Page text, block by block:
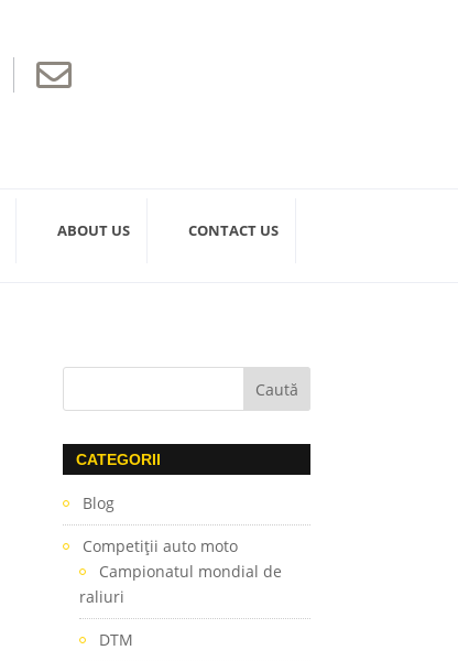

ABOUT US CONTACT US
CATEGORII
Blog
Competiţii auto moto
Campionatul mondial de
raliuri
DTM